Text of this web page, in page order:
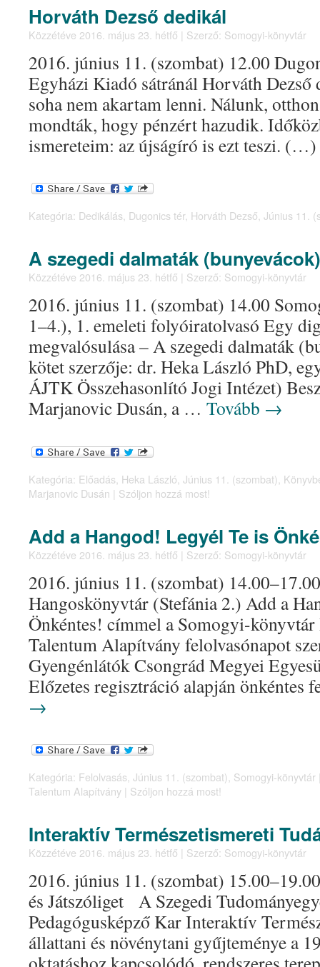
Horváth Dezső dedikál
Közzétéve 2016. május 23. hétfő | Szerző: Somogyi-könyvtár
2016. június 11. (szombat) 12.00
Egyházi Kiadó sátránál Horváth Dezső
soha nem akartam lenni. Nálunk,
mondták, hogy pénzért hazudik.
ismereteim: az újságíró is ezt teszi.
Kategória: Dedikálás, Dugonics tér, Horváth Dezső, Június 11.
A szegedi dalmaták
Közzétéve 2016. május 23. hétfő | Szerző: Somogyi-könyvtár
2016. június 11. (szombat) 14.00
1–4.), 1. emeleti folyóiratolvasó Egy
megvalósulása – A szegedi dalmaták
kötet szerzője: dr. Heka László PhD,
ÁJTK Összehasonlító Jogi Intézet)
Marjanovic Dusán, a … Tovább →
Kategória: Előadás Heka László Június 11. (szombat)
Marjanovic Dusán | Szóljon hozzá most!
Add a Hangod! Legyél Te is
Közzétéve 2016. május 23. hétfő | Szerző: Somogyi-könyvtár
2016. június 11. (szombat)
Hangoskönyvtár (Stefánia 2.) Add a
Önkéntes! címmel a Somogyi-könyvtár
Talentum Alapítvány felolvasónapot
Gyengénlátók Csongrád Megyei
Előzetes regisztráció alapján
→
Kategória: Felolvasás, Június 11. (szombat), Somogyi-könyvtár
Talentum Alapítvány | Szóljon hozzá most!
Interaktív Természetismereti
Közzétéve 2016. május 23. hétfő | Szerző: Somogyi-könyvtár
2016. június 11. (szombat)
és Játszóliget A Szegedi
Pedagógusképző Kar Interaktív
állattani és növénytani gyűjteménye a